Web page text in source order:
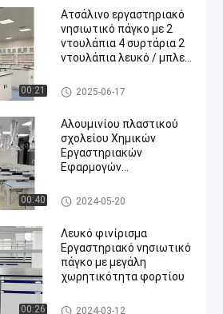
00:21
Ατσάλινο εργαστηριακό
νησιωτικό πάγκο με 2
ντουλάπια 4 συρτάρια 2
ντουλάπια λευκό / μπλε /
Lab Island Bench
2025-06-17
00:40
Αλουμινίου πλαστικού
σχολείου Χημικών
Εργαστηριακών
Εφαρμογών
Εργαστήρια και Καρέκλες
για Πειραματικά
Chemistry Lab Furniture
2024-05-20
00:26
Λευκό φινίρισμα
Εργαστηριακό νησιωτικό
πάγκο με μεγάλη
χωρητικότητα φορτίου
Lab Island Bench
2024-03-12